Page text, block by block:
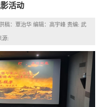
活动
稿：覃治华 编辑：高宇峰 责编: 武
源: